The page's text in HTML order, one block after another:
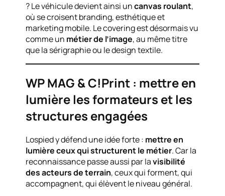
? Le véhicule devient ainsi uncanvas roulant,
où se croisent branding, esthétique et
marketing mobile. Le covering est désormais vu
comme un métier de l’image, au même titre
que la sérigraphie ou le design textile.
WP MAG & C!Print : mettre en
lumière les formateurs et les
structures engagées
Lospied y défend une idée forte : mettre en
lumière ceux qui structurent le métier. Car la
reconnaissance passe aussi par lavisibilité
des acteurs de terrain, ceux qui forment, qui
accompagnent, qui élèvent le niveau général.